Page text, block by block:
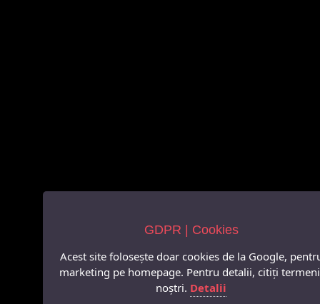
GDPR | Cookies
Acest site folosește doar cookies de la Google,
marketing pe homepage. Pentru detalii, citiți
noștri. Detalii